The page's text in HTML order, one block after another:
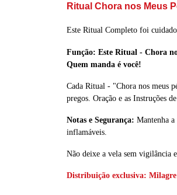
Ritual Chora nos Meus
Este Ritual Completo foi
Função: Este Ritual - Chora
Quem manda é você!
Cada Ritual - "Chora nos meus
pregos. Oração e as Instruções
Notas e Segurança: Mantenha
inflamáveis.
Não deixe a vela sem vigilância
Distribuição exclusiva: Milagre